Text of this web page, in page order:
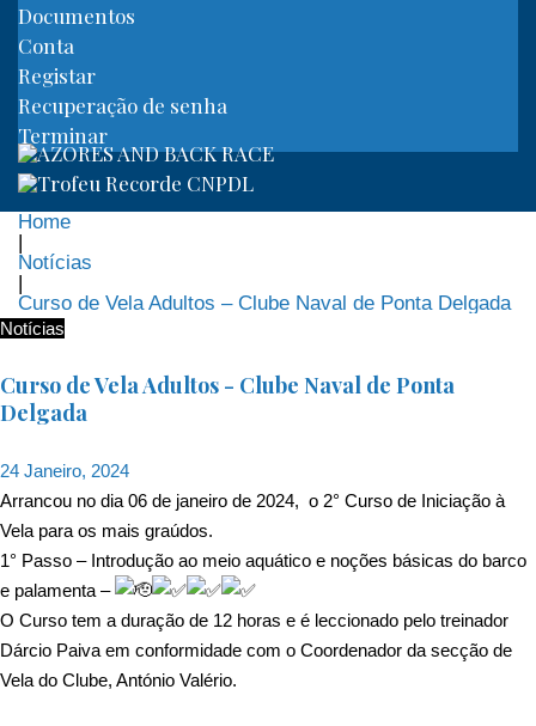
Documentos
Conta
Registar
Recuperação de senha
Terminar
Home
|
Notícias
|
Curso de Vela Adultos – Clube Naval de Ponta Delgada
Notícias
Curso de Vela Adultos - Clube Naval de Ponta
Delgada
24 Janeiro, 2024
Arrancou no dia 06 de janeiro de 2024, o 2° Curso de Iniciação à
Vela para os mais graúdos.
1° Passo – Introdução ao meio aquático e noções básicas do barco
e palamenta –
O Curso tem a duração de 12 horas e é leccionado pelo treinador
Dárcio Paiva em conformidade com o Coordenador da secção de
Vela do Clube, António Valério.